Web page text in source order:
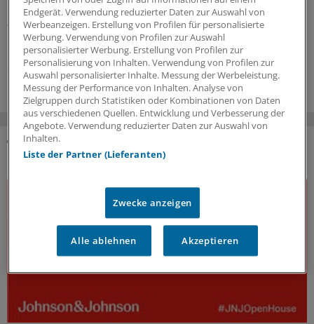
Finanzierung kurzfristig gesichert, mahnt aber
tiefgreifende Veränderungen an. Im Interview erläutert
sie ihre Prioritäten nach der Sommerpause.
30.07.2026
DAS KÖNNTE SIE AUCH INTERESSIEREN
Endgerät. Verwendung reduzierter Daten zur Auswahl von
Werbeanzeigen. Erstellung von Profilen für personalisierte
Werbung. Verwendung von Profilen zur Auswahl
personalisierter Werbung. Erstellung von Profilen zur
Personalisierung von Inhalten. Verwendung von Profilen zur
Auswahl personalisierter Inhalte. Messung der Werbeleistung.
Messung der Performance von Inhalten. Analyse von
Zielgruppen durch Statistiken oder Kombinationen von Daten
aus verschiedenen Quellen. Entwicklung und Verbesserung der
Angebote. Verwendung reduzierter Daten zur Auswahl von
Inhalten.
Liste der Partner (Lieferanten)
Zwecke anzeigen
Alle ablehnen Akzeptieren